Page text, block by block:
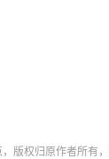
版权归原作者所有